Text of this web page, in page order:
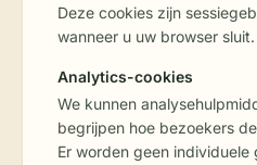
Deze cookies zijn
wanneer u uw browser sluit.
Analytics-cookies
We kunnen
begrijpen hoe bezoekers
Er worden geen